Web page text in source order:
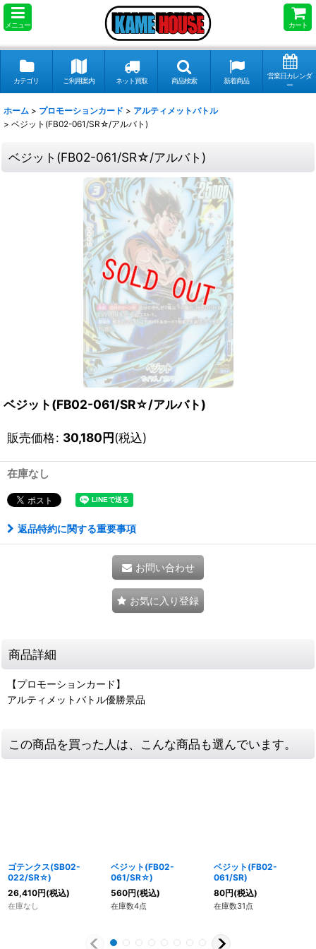
メニュー カート
カテゴリ ご利用案内 ネット買取 商品検索 新着商品
営業日カレンダ
ー
ホーム > プロモーションカード > アルティメットバトル
> ベジット(FB02-061/SR☆/アルバト)
ベジット(FB02-061/SR☆/アルバト)
ベジット(FB02-061/SR☆/アルバト)
販売価格: 30,180円(税込)
在庫なし
返品特約に関する重要事項
お問い合わせ
お気に入り登録
商品詳細
【プロモーションカード】
アルティメットバトル優勝景品
この商品を買った人は、こんな商品も選んでいます。
ゴテンクス(SB02-
022/SR☆)
26,410円(税込)
在庫なし
ベジット(FB02-
061/SR☆)
560円(税込)
在庫数4点
ベジット(FB02-
061/SR)
80円(税込)
在庫数31点